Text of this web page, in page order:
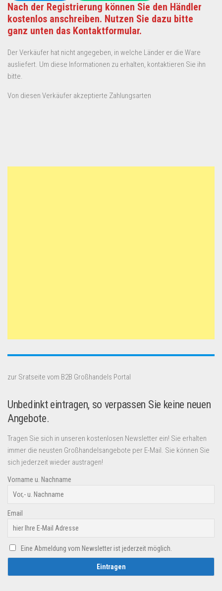
Nach der Registrierung können Sie den Händler
kostenlos anschreiben. Nutzen Sie dazu bitte
ganz unten das Kontaktformular.
Der Verkäufer hat nicht angegeben, in welche Länder er die Ware
ausliefert. Um diese Informationen zu erhalten, kontaktieren Sie ihn
bitte.
Von diesen Verkäufer akzeptierte Zahlungsarten
zur Sratseite vom B2B Großhandels Portal
Unbedinkt eintragen, so verpassen Sie keine neuen
Angebote.
Tragen Sie sich in unseren kostenlosen Newsletter ein! Sie erhalten
immer die neusten Großhandelsangebote per E-Mail. Sie können Sie
sich jederzeit wieder austragen!
Vorname u. Nachname
Email
Eine Abmeldung vom Newsletter ist jederzeit möglich.